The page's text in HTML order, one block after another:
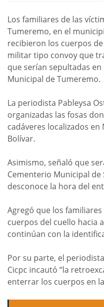
Los familiares de las
Tumeremo, en el
recibieron los cuerpos
militar tipo convoy que
que serían sepultadas
Municipal de Tumeremo.
La periodista Pableysa
organizadas las fosas
cadáveres localizados en
Bolívar.
Asimismo, señaló que
Cementerio Municipal
desconoce la hora del
Agregó que los
cuerpos del cuello hacia
continúan con la
Por su parte, el
Cicpc incautó “la
enterrar los cuerpos en